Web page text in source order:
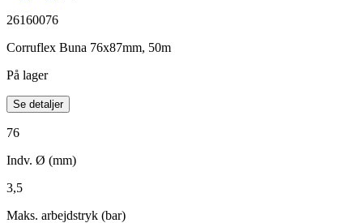
26160076
Corruflex Buna 76x87mm, 50m
På lager
Se detaljer
76
Indv. Ø (mm)
3,5
Maks. arbejdstryk (bar)